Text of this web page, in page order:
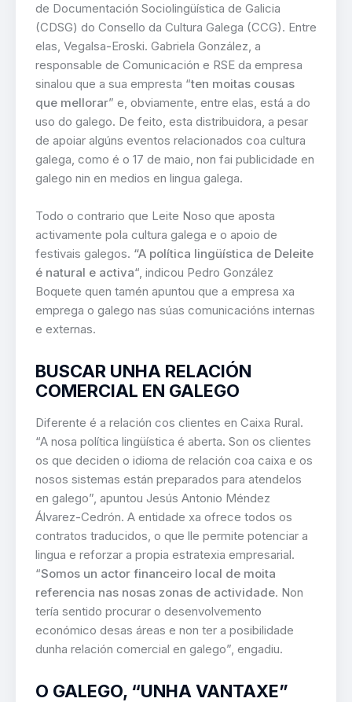
de Documentación Sociolingüística de Galicia
(CDSG) do Consello da Cultura Galega (CCG). Entre
elas, Vegalsa-Eroski. Gabriela González, a
responsable de Comunicación e RSE da empresa
sinalou que a sua empresta “ten moitas cousas
que mellorar” e, obviamente, entre elas, está a do
uso do galego. De feito, esta distribuidora, a pesar
de apoiar algúns eventos relacionados coa cultura
galega, como é o 17 de maio, non fai publicidade en
galego nin en medios en lingua galega.
Todo o contrario que Leite Noso que aposta
activamente pola cultura galega e o apoio de
festivais galegos. “A política lingüística de Deleite
é natural e activa“, indicou Pedro González
Boquete quen tamén apuntou que a empresa xa
emprega o galego nas súas comunicacións internas
e externas.
BUSCAR UNHA RELACIÓN
COMERCIAL EN GALEGO
Diferente é a relación cos clientes en Caixa Rural.
“A nosa política lingüística é aberta. Son os clientes
os que deciden o idioma de relación coa caixa e os
nosos sistemas están preparados para atendelos
en galego”, apuntou Jesús Antonio Méndez
Álvarez-Cedrón. A entidade xa ofrece todos os
contratos traducidos, o que lle permite potenciar a
lingua e reforzar a propia estratexia empresarial.
“Somos un actor financeiro local de moita
referencia nas nosas zonas de actividade. Non
tería sentido procurar o desenvolvemento
económico desas áreas e non ter a posibilidade
dunha relación comercial en galego”, engadiu.
O GALEGO, “UNHA VANTAXE”